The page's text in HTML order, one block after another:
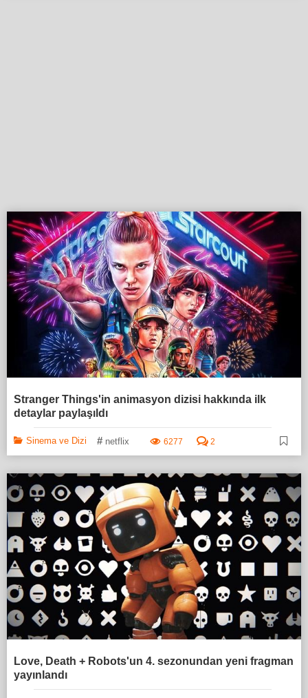
Stranger Things'in animasyon dizisi hakkında ilk
detaylar paylaşıldı
Sinema ve Dizi # netflix 6277 2
Love, Death + Robots'un 4. sezonundan yeni fragman
yayınlandı